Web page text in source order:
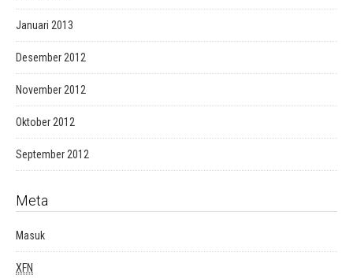
Januari 2013
Desember 2012
November 2012
Oktober 2012
September 2012
Meta
Masuk
XFN